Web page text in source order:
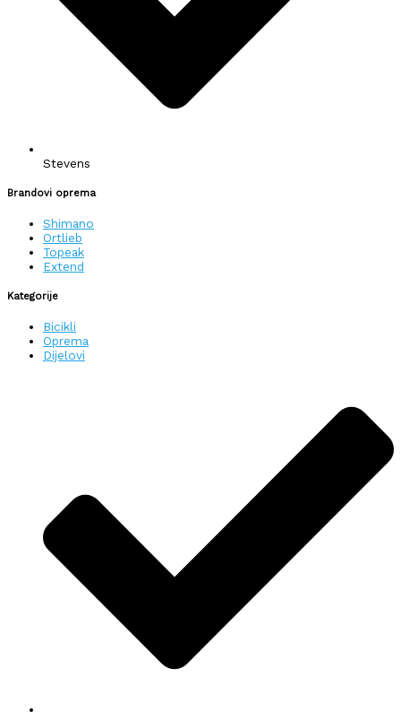
Stevens
Brandovi oprema
Shimano
Ortlieb
Topeak
Extend
Kategorije
Bicikli
Oprema
Dijelovi